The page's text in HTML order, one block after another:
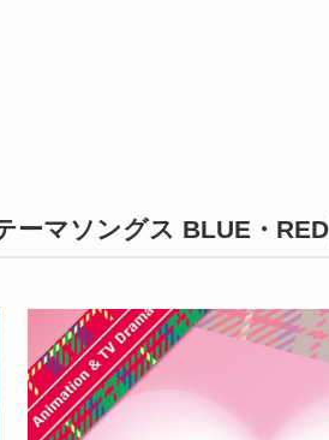
ーマソングス BLUE・